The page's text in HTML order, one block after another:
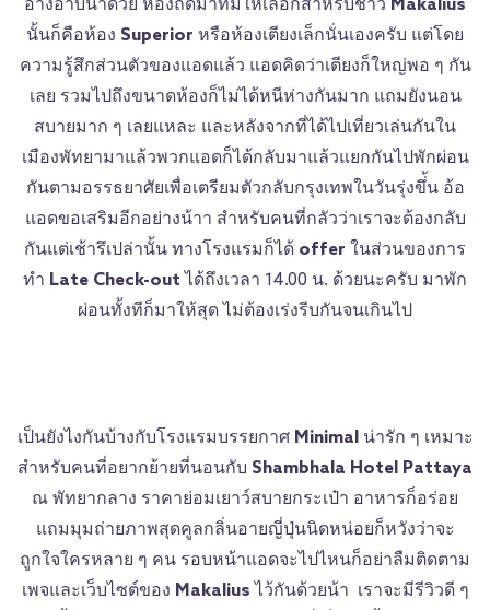
อ่างอาบน้ำด้วย ห้องถัดมาที่มีให้เลือกสำหรับชาว Makalius
นั้นก็คือห้อง Superior หรือห้องเตียงเล็กนั่นเองครับ แต่โดย
ความรู้สึกส่วนตัวของแอดแล้ว แอดคิดว่าเตียงก็ใหญ่พอ ๆ กัน
เลย รวมไปถึงขนาดห้องก็ไม่ได้หนีห่างกันมาก แถมยังนอน
สบายมาก ๆ เลยแหละ และหลังจากที่ได้ไปเที่ยวเล่นกันใน
เมืองพัทยามาแล้วพวกแอดก็ได้กลับมาแล้วแยกกันไปพักผ่อน
กันตามอรรธยาศัยเพื่อเตรียมตัวกลับกรุงเทพในวันรุ่งขึ่้น อ้อ
แอดขอเสริมอีกอย่างน้าา สำหรับคนที่กลัวว่าเราจะต้องกลับ
กันแต่เช้ารึเปล่านั้น ทางโรงแรมก็ได้ offer ในส่วนของการ
ทำ Late Check-out ได้ถึงเวลา 14.00 น. ด้วยนะครับ มาพัก
ผ่อนทั้งทีก็มาให้สุด ไม่ต้องเร่งรีบกันจนเกินไป
เป็นยังไงกันบ้างกับโรงแรมบรรยกาศ Minimalน่ารัก ๆ เหมาะ
สำหรับคนที่อยากย้ายที่นอนกับ Shambhala Hotel Pattaya
ณ พัทยากลาง ราคาย่อมเยาว์สบายกระเป๋า อาหารก็อร่อย
แถมมุมถ่ายภาพสุดคูลกลิ่นอายญี่ปุ่นนิดหน่อยก็หวังว่าจะ
ถูกใจใครหลาย ๆ คน รอบหน้าแอดจะไปไหนก็อย่าลืมติดตาม
เพจและเว็บไซต์ของ Makalius ไว้กันด้วยน้า เราจะมีรีวิวดี ๆ